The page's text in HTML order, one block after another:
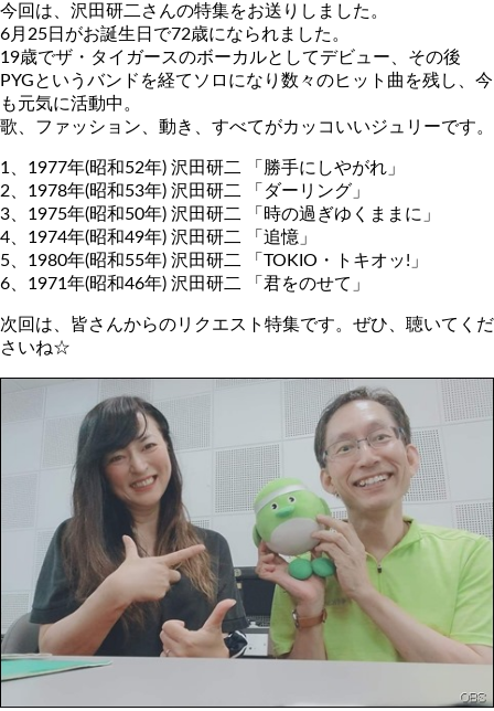
今回は、沢田研二さんの特集をお送りしました。
6月25日がお誕生日で72歳になられました。
19歳でザ・タイガースのボーカルとしてデビュー、その後
PYGというバンドを経てソロになり数々のヒット曲を残し、今
も元気に活動中。
歌、ファッション、動き、すべてがカッコいいジュリーです。
1、1977年(昭和52年) 沢田研二 「勝手にしやがれ」
2、1978年(昭和53年) 沢田研二 「ダーリング」
3、1975年(昭和50年) 沢田研二 「時の過ぎゆくままに」
4、1974年(昭和49年) 沢田研二 「追憶」
5、1980年(昭和55年) 沢田研二 「TOKIO・トキオッ!」
6、1971年(昭和46年) 沢田研二 「君をのせて」
次回は、皆さんからのリクエスト特集です。ぜひ、聴いてくだ
さいね☆